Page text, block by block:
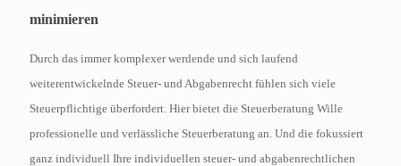
minimieren
Durch das immer komplexer werdende und sich laufend
weiterentwickelnde Steuer- und Abgabenrecht fühlen sich viele
Steuerpflichtige überfordert. Hier bietet die Steuerberatung Wille
professionelle und verlässliche Steuerberatung an. Und die fokussiert
ganz individuell Ihre individuellen steuer- und abgabenrechtlichen